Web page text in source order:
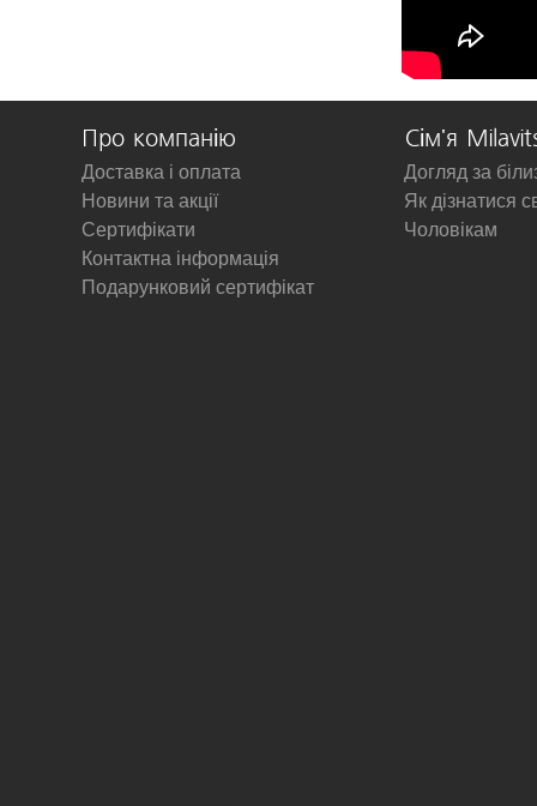
Про компанію
Доставка і оплата
Новини та акції
Сертифікати
Контактна інформація
Подарунковий сертифікат
Сім'я
Догляд за
Як дізнатися
Чоловікам